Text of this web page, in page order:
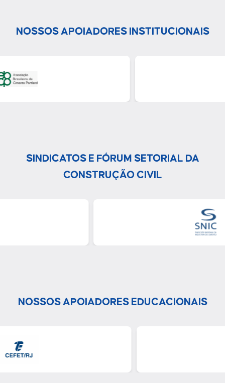
NOSSOS APOIADORES INSTITUCIONAIS
SINDICATOS E FÓRUM SETORIAL DA
CONSTRUÇÃO CIVIL
NOSSOS APOIADORES EDUCACIONAIS